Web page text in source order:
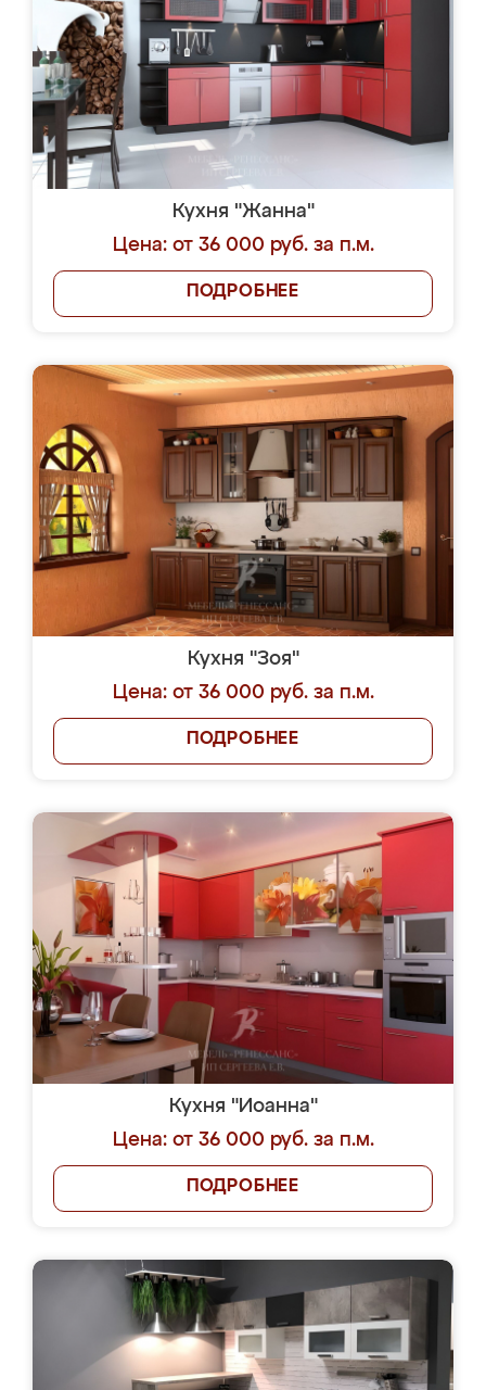
Кухня "Жанна"
Цена: от 36 000 руб. за п.м.
ПОДРОБНЕЕ
Кухня "Зоя"
Цена: от 36 000 руб. за п.м.
ПОДРОБНЕЕ
Кухня "Иоанна"
Цена: от 36 000 руб. за п.м.
ПОДРОБНЕЕ